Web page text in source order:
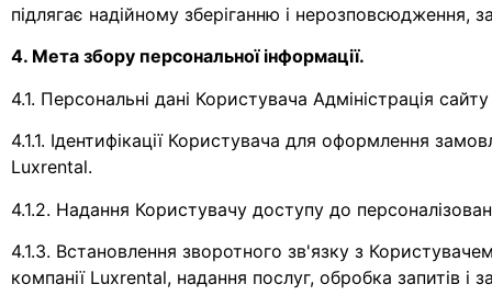
підлягає надійному зберіганню і нерозповсюдження,
4. Мета збору персональної інформації.
4.1. Персональні дані Користувача Адміністрація
4.1.1. Ідентифікації Користувача для оформлення
Luxrental.
4.1.2. Надання Користувачу доступу до
4.1.3. Встановлення зворотного зв'язку з
компанії Luxrental, надання послуг, обробка запитів і